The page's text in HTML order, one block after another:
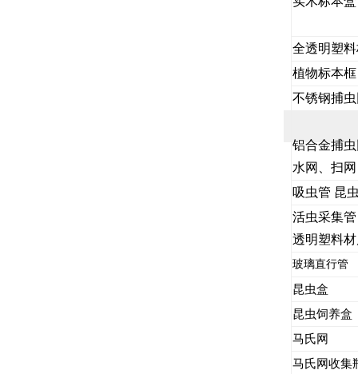
全透明塑
植物标本框
不锈钢捕
铝合金捕
水网、扫网
吸虫管 昆
活虫采集
透明塑料
玻璃直行管
昆虫盒
昆虫饲养盒
马氏网
马氏网收集